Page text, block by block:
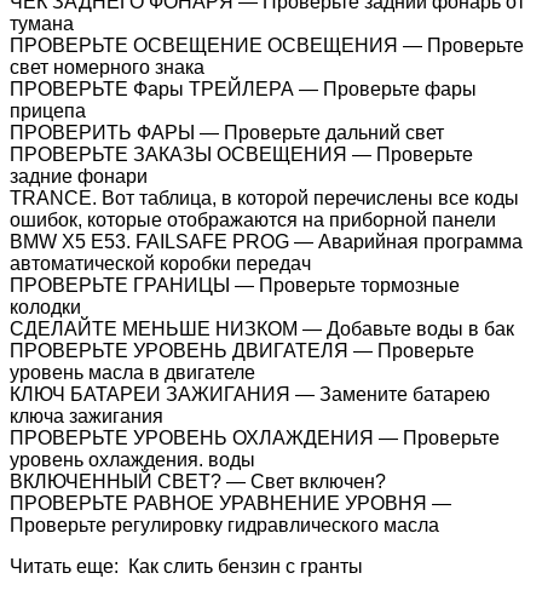
тумана
ПРОВЕРЬТЕ ОСВЕЩЕНИЕ ОСВЕЩЕНИЯ — Проверьте
свет номерного знака
ПРОВЕРЬТЕ Фары ТРЕЙЛЕРА — Проверьте фары
прицепа
ПРОВЕРИТЬ ФАРЫ — Проверьте дальний свет
ПРОВЕРЬТЕ ЗАКАЗЫ ОСВЕЩЕНИЯ — Проверьте
задние фонари
TRANCE. Вот таблица, в которой перечислены все коды
ошибок, которые отображаются на приборной панели
BMW X5 E53. FAILSAFE PROG — Аварийная программа
автоматической коробки передач
ПРОВЕРЬТЕ ГРАНИЦЫ — Проверьте тормозные
колодки
СДЕЛАЙТЕ МЕНЬШЕ НИЗКОМ — Добавьте воды в бак
ПРОВЕРЬТЕ УРОВЕНЬ ДВИГАТЕЛЯ — Проверьте
уровень масла в двигателе
КЛЮЧ БАТАРЕИ ЗАЖИГАНИЯ — Замените батарею
ключа зажигания
ПРОВЕРЬТЕ УРОВЕНЬ ОХЛАЖДЕНИЯ — Проверьте
уровень охлаждения. воды
ВКЛЮЧЕННЫЙ СВЕТ? — Свет включен?
ПРОВЕРЬТЕ РАВНОЕ УРАВНЕНИЕ УРОВНЯ —
Проверьте регулировку гидравлического масла
Читать еще: Как слить бензин с гранты